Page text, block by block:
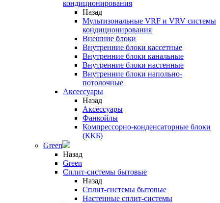
кондиционирования
Назад
Мультизональные VRF и VRV системы
кондиционирования
Внешние блоки
Внутренние блоки кассетные
Внутренние блоки канальные
Внутренние блоки настенные
Внутренние блоки напольно-
потолочные
Аксессуары
Назад
Аксессуары
Фанкойлы
Компрессорно-конденсаторные блоки
(ККБ)
Green
Назад
Green
Сплит-системы бытовые
Назад
Сплит-системы бытовые
Настенные сплит-системы